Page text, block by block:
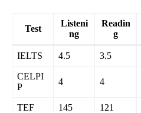
Test
Listeni
ng
Readin
g
IELTS 4.5 3.5
CELPI
P
4 4
TEF 145 121